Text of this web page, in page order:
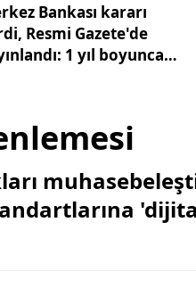
Bankası kararı
Resmi Gazete'de
1 yıl boyunca